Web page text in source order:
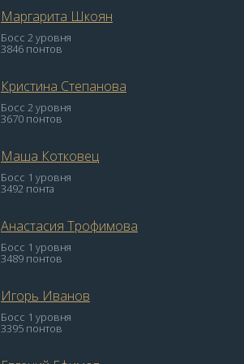
Маргарита Шкоян
Босс 2 уровня
3846 понтов
Кристина Степанова
Босс 2 уровня
3670 понтов
Маша Котковец
Босс 1 уровня
3492 понта
Анастасия Трофимова
Босс 1 уровня
3489 понтов
Игорь Иванов
Босс 1 уровня
3395 понтов